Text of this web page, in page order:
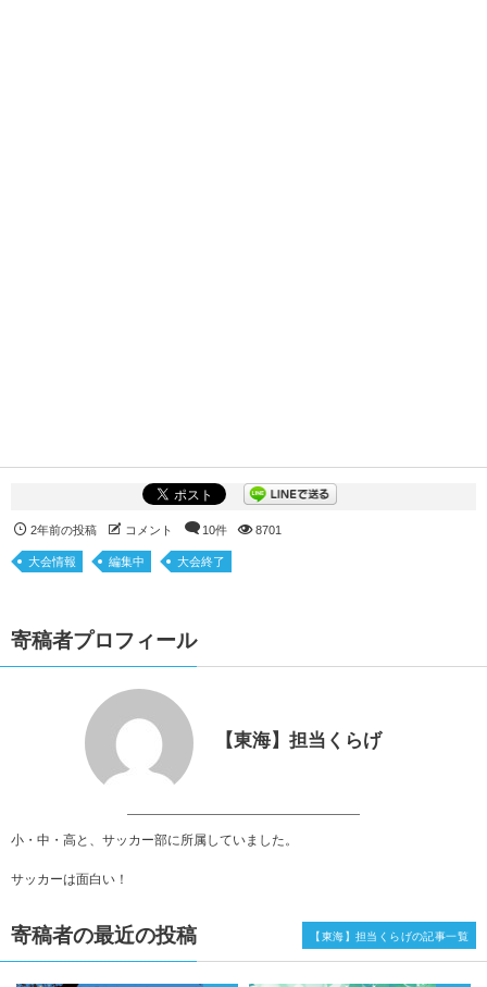
2年前の投稿 コメント 10件 8701
大会情報 編集中 大会終了
寄稿者プロフィール
【東海】担当くらげ
小・中・高と、サッカー部に所属していました。
サッカーは面白い！
寄稿者の最近の投稿 【東海】担当くらげの記事一覧